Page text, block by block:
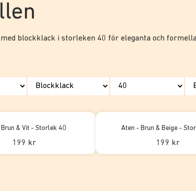
blockklack i storleken 40 för eleganta och
& Vit - Storlek 40
199 kr
Aten - Brun & Beige -
199 kr